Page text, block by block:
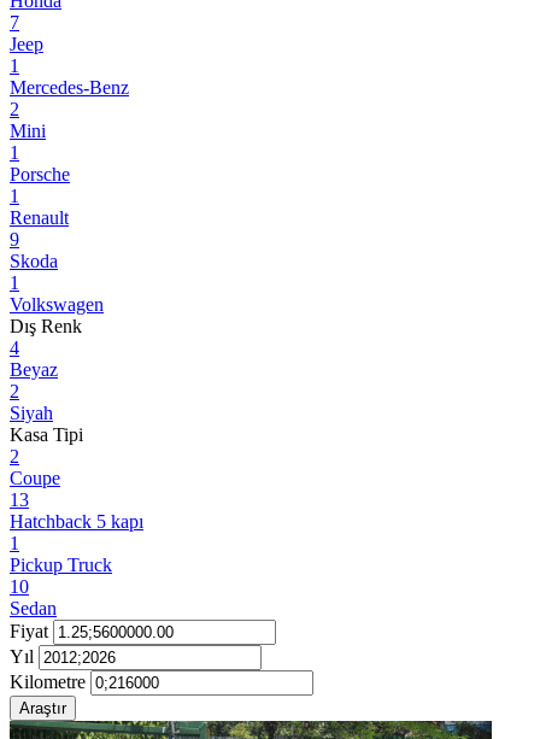
7
Jeep
1
Mercedes-Benz
2
Mini
1
Porsche
1
Renault
9
Skoda
1
Volkswagen
Dış Renk
4
Beyaz
2
Siyah
Kasa Tipi
2
Coupe
13
Hatchback 5 kapı
1
Pickup Truck
10
Sedan
Fiyat
Yıl
Kilometre
Araştır